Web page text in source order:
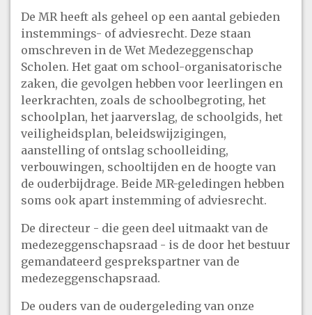
De MR heeft als geheel op een aantal gebieden
instemmings- of adviesrecht. Deze staan
omschreven in de Wet Medezeggenschap
Scholen. Het gaat om school-organisatorische
zaken, die gevolgen hebben voor leerlingen en
leerkrachten, zoals de schoolbegroting, het
schoolplan, het jaarverslag, de schoolgids, het
veiligheidsplan, beleidswijzigingen,
aanstelling of ontslag schoolleiding,
verbouwingen, schooltijden en de hoogte van
de ouderbijdrage. Beide MR-geledingen hebben
soms ook apart instemming of adviesrecht.
De directeur - die geen deel uitmaakt van de
medezeggenschapsraad - is de door het bestuur
gemandateerd gesprekspartner van de
medezeggenschapsraad.
De ouders van de oudergeleding van onze